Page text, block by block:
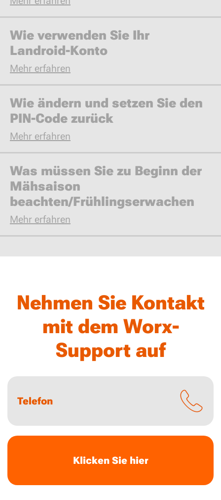
Wie verwenden Sie Ihr
Landroid-Konto
Mehr erfahren
Wie ändern und setzen Sie den
PIN-Code zurück
Mehr erfahren
Was müssen Sie zu Beginn der
Mähsaison
beachten/Frühlingserwachen
Mehr erfahren
Nehmen Sie Kontakt
mit dem Worx-
Support auf
Telefon
Klicken Sie hier